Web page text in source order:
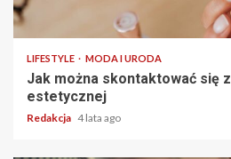
LIFESTYLE MODA I URODA
Jak można skontaktować się
estetycznej
Redakcja 4 lata ago